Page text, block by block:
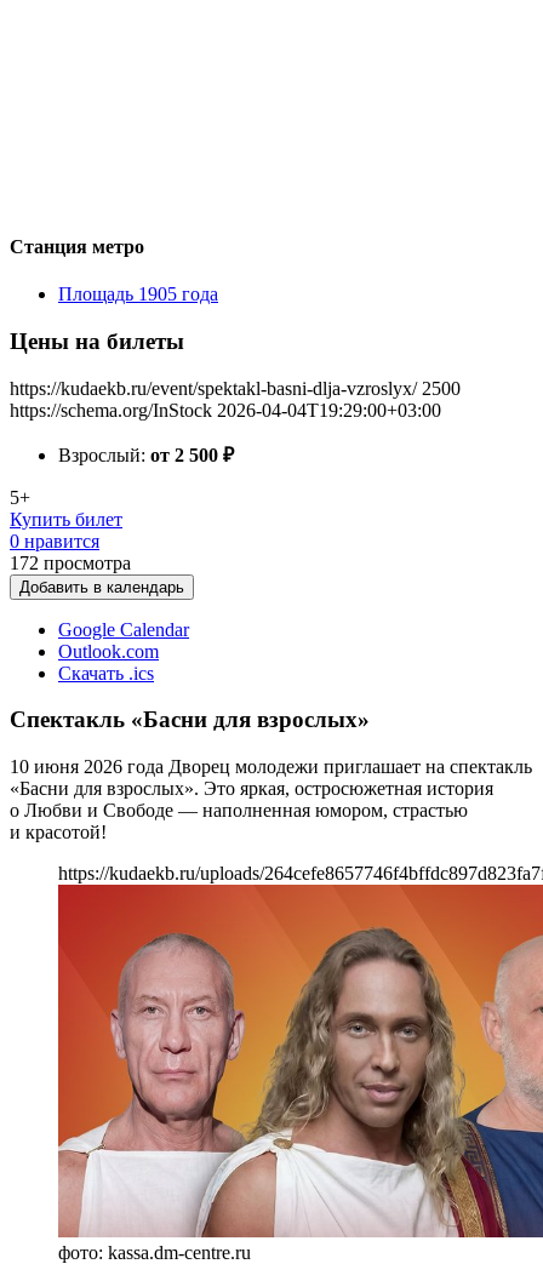
Станция метро
Площадь 1905 года
Цены на билеты
https://kudaekb.ru/event/spektakl-basni-dlja-vzroslyx/ 2500
https://schema.org/InStock 2026-04-04T19:29:00+03:00
Взрослый: от 2 500 ₽
5+
Купить билет
0 нравится
172 просмотра
Добавить в календарь
Google Calendar
Outlook.com
Скачать .ics
Спектакль «Басни для взрослых»
10 июня 2026 года Дворец молодежи приглашает на спектакль
«Басни для взрослых». Это яркая, остросюжетная история
о Любви и Свободе — наполненная юмором, страстью
и красотой!
https://kudaekb.ru/uploads/
фото: kassa.dm-centre.ru